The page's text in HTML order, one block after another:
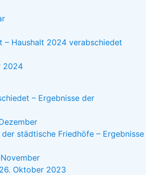
– Haushalt 2024 verabschiedet
2024
– Ergebnisse der
städtische Friedhöfe – Ergebnisse
Oktober 2023